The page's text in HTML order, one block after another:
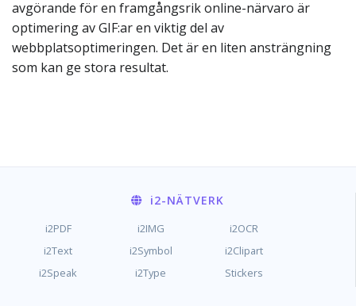
avgörande för en framgångsrik online-närvaro är
optimering av GIF:ar en viktig del av
webbplatsoptimeringen. Det är en liten ansträngning
som kan ge stora resultat.
i2-NÄTVERK
i2PDF i2IMG
i2OCR
i2Text
i2Symbol
i2Clipart
i2Speak
i2Type Stickers